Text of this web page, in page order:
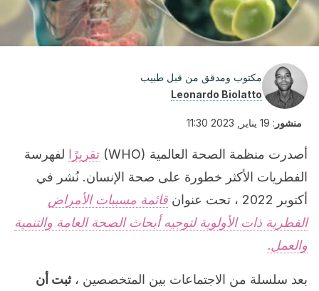
مكتوب ومدقق من قبل طبيب
Leonardo Biolatto
منشور : 19 يناير, 2023 11:30
أصدرت منظمة الصحة العالمية (WHO) تقريرًا لفهرسة
الفطريات الأكثر خطورة على صحة الإنسان. نُشر في
أكتوبر 2022 ، تحت عنوان
قائمة مسببات الأمراض
الفطرية ذات الأولوية لتوجيه أبحاث الصحة العامة والتنمية
والعمل.
بعد سلسلة من الاجتماعات بين المتخصصين ،ثبت أن